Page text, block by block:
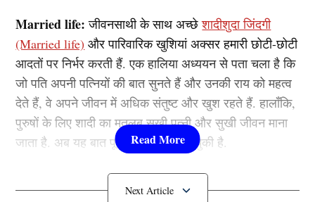
Married life: जीवनसाथी के साथ अच्छेशादीशुदा जिंदगी
(Married life) और पारिवारिक खुशियां अक्सर हमारी छोटी-छोटी
आदतों पर निर्भर करती हैं. एक हालिया अध्ययन से पता चला है कि
जो पति अपनी पत्नियों की बात सुनते हैं और उनकी राय को महत्व
देते हैं, वे अपने जीवन में अधिक संतुष्ट और खुश रहते हैं. हालाँकि,
पुरुषों के लिए शादी का मतलब सुखी पत्नी और सुखी जीवन माना
जाता है. अब यह बात पूरी तरह साबित हो चुकी है.
अमेरिकन स्टडी में खुलासा